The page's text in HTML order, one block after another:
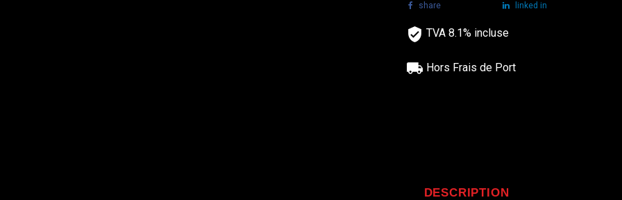
share linked in
TVA 8.1% incluse
Hors Frais de Port
DESCRIPTION